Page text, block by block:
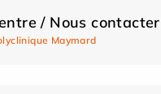
/ Nous contacter
Maymard